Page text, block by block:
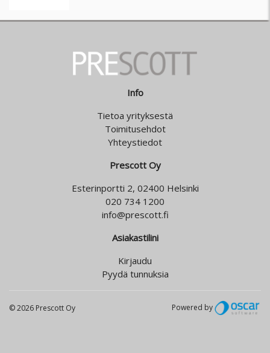
Info
Tietoa yrityksestä
Toimitusehdot
Yhteystiedot
Prescott Oy
Esterinportti 2, 02400 Helsinki
020 734 1200
info@prescott.fi
Asiakastilini
Kirjaudu
Pyydä tunnuksia
© 2026 Prescott Oy Powered by